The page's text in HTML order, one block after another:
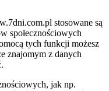
stosowane są
społecznościowych
tych funkcji możesz
znajomym z danych
jak np.